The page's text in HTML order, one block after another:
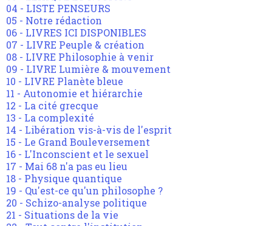
04 - LISTE PENSEURS
05 - Notre rédaction
06 - LIVRES ICI DISPONIBLES
07 - LIVRE Peuple & création
08 - LIVRE Philosophie à venir
09 - LIVRE Lumière & mouvement
10 - LIVRE Planète bleue
11 - Autonomie et hiérarchie
12 - La cité grecque
13 - La complexité
14 - Libération vis-à-vis de l'esprit
15 - Le Grand Bouleversement
16 - L'Inconscient et le sexuel
17 - Mai 68 n'a pas eu lieu
18 - Physique quantique
19 - Qu'est-ce qu'un philosophe ?
20 - Schizo-analyse politique
21 - Situations de la vie